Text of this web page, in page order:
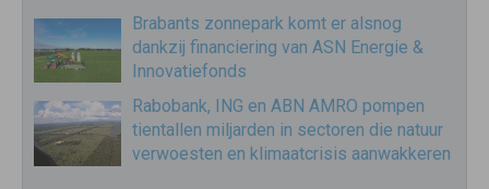
Brabants zonnepark komt er alsnog
dankzij financiering van ASN Energie &
Innovatiefonds
Rabobank, ING en ABN AMRO pompen
tientallen miljarden in sectoren die natuur
verwoesten en klimaatcrisis aanwakkeren